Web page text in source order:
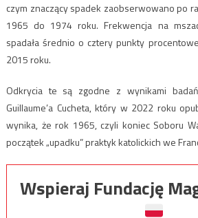
czym znaczący spadek zaobserwowano po
1965 do 1974 roku. Frekwencja na
spadała średnio o cztery punkty
2015 roku.
Odkrycia te są zgodne z wynikami
Guillaume’a Cucheta, który w 2022 roku
wynika, że rok 1965, czyli koniec Soboru
początek „upadku” praktyk katolickich we
Wspieraj Fundację